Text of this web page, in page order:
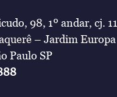
98, 1º andar, cj. 11
– Jardim Europa
Paulo SP